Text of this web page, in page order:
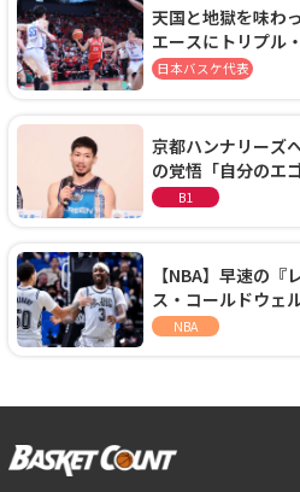
天国と地獄を味わ
エースにトリプル
0.4秒に失点する悔
日本バスケ代表
京都ハンナリーズ
の覚悟「自分のエ
に、京都に来たわ
B1
【NBA】早速の
ス・コールドウェ
ーズに1年契約で加入
NBA